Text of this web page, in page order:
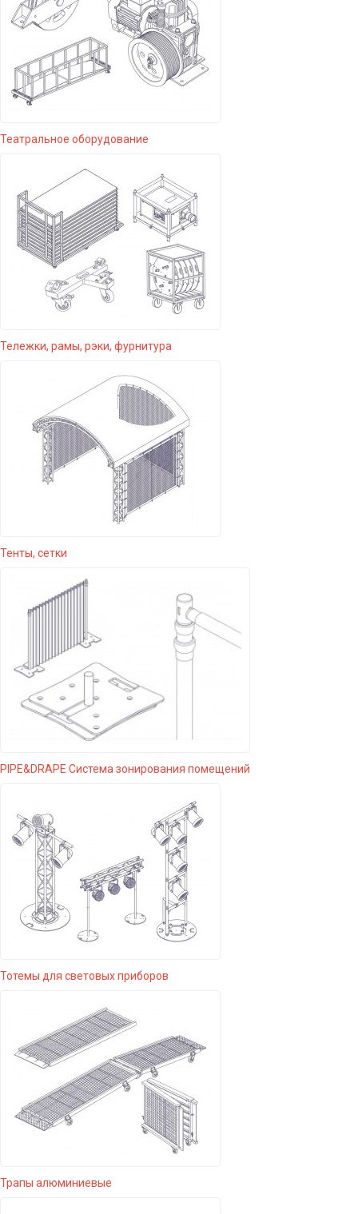
Театральное оборудование
Тележки, рамы, рэки, фурнитура
Тенты, сетки
PIPE&DRAPE Система зонирования помещений
Тотемы для световых приборов
Трапы алюминиевые